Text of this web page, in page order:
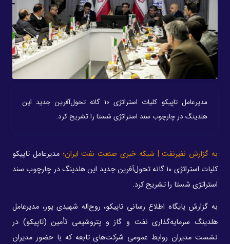
مدیرعامل تاپیکو کلیات استراتژی 10 گانه تحول‌آفرین جدید این
هلدینگ در چارچوب سند استراتژی شستا را تشریح کرد.
به گزارش نفیرنفت | شبکه خبری صنعت نفت ایران؛ مدیرعامل تاپیکو
کلیات استراتژی 10 گانه تحول‌آفرین جدید این هلدینگ در چارچوب سند
استراتژی شستا را تشریح کرد.
به گزارش پایگاه اطلاع رسانی تاپیکو، روح‌اله شهیدی پور، مدیرعامل
هلدینگ سرمایه‌گذاری نفت و گاز و پتروشیمی تأمین (تاپیکو) در
نشست مدیران روابط عمومی شرکت‌های تابعه که با حضور مدیران